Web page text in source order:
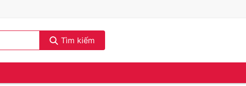
Tìm kiếm